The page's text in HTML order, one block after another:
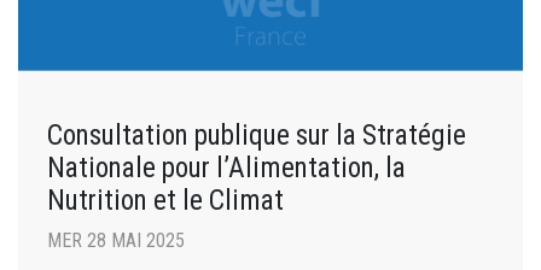
Consultation publique sur la Stratégie
Nationale pour l’Alimentation, la
Nutrition et le Climat
MER 28 MAI 2025